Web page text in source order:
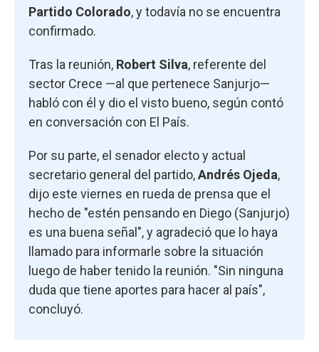
Partido Colorado, y todavía no se encuentra
confirmado.
Tras la reunión, Robert Silva, referente del
sector Crece —al que pertenece Sanjurjo—
habló con él y dio el visto bueno, según contó
en conversación con El País.
Por su parte, el senador electo y actual
secretario general del partido,Andrés Ojeda,
dijo este viernes en rueda de prensa que el
hecho de "estén pensando en Diego (Sanjurjo)
es una buena señal", y agradeció que lo haya
llamado para informarle sobre la situación
luego de haber tenido la reunión. "Sin ninguna
duda que tiene aportes para hacer al país",
concluyó.